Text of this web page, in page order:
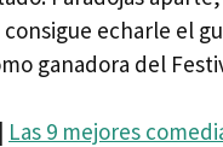
echarle el
ganadora del
Las 9 mejores